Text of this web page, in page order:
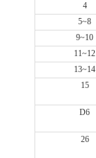
4
5~8
9~10
11~12
13~14
15
D6
26